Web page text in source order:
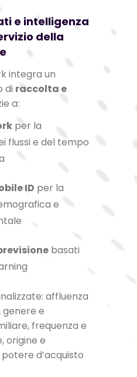
e intelligenza
della
integra un
di raccolta e
a:
per la
flussi e del tempo
ID per la
e
basati
affluenza
genere e
frequenza e
origine e
d’acquisto